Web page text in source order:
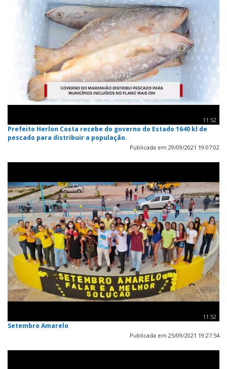
11:52
Prefeito Herlon Costa recebe do governo do Estado 1640 kl de
pescado para distribuir a população.
Publicada em 29/09/2021 19:07:02
11:52
Setembro Amarelo
Publicada em 25/09/2021 19:27:54